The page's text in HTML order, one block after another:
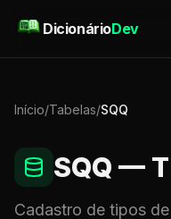
DicionárioDev
Início/Tabelas/SQQ
SQQ —
Cadastro de tipos